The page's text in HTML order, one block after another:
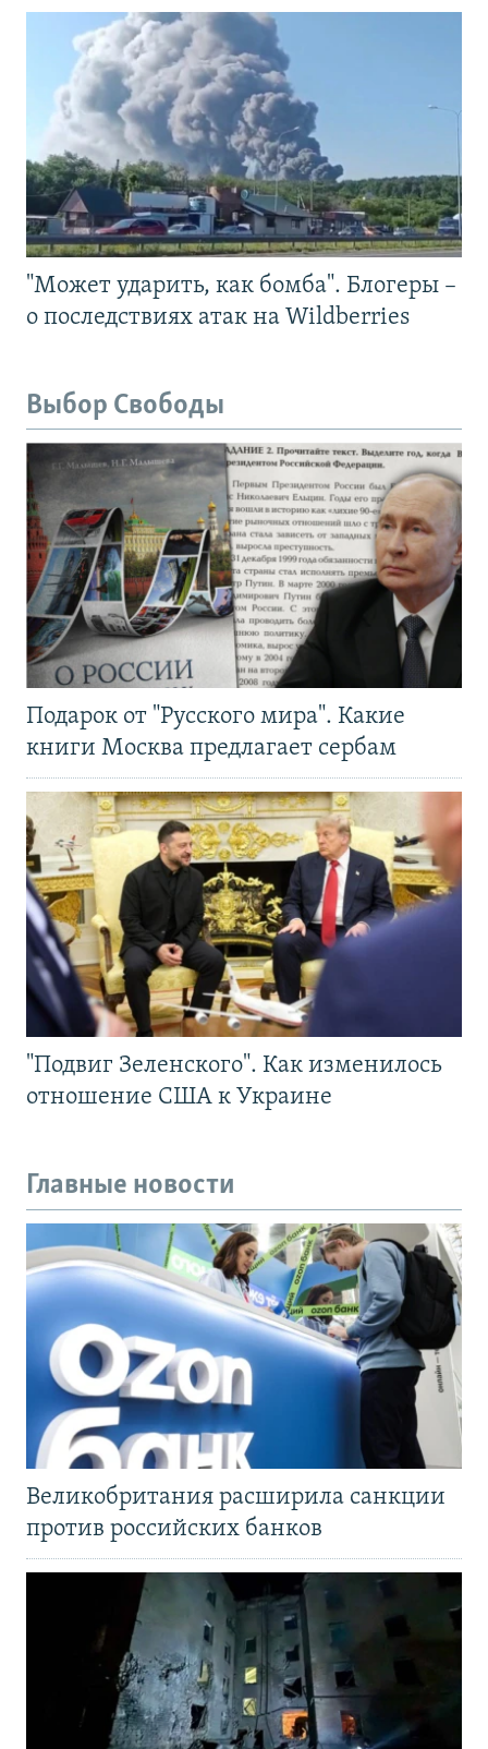
"Может ударить, как бомба". Блогеры –
о последствиях атак на Wildberries
Выбор Свободы
Подарок от "Русского мира". Какие
книги Москва предлагает сербам
"Подвиг Зеленского". Как изменилось
отношение США к Украине
Главные новости
Великобритания расширила санкции
против российских банков